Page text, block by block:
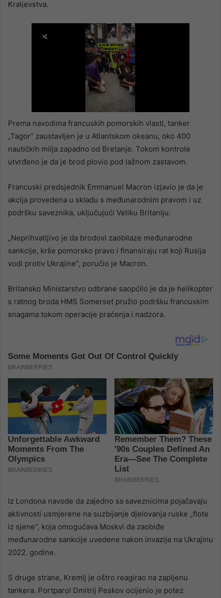
Kraljevstva.
Prema navodima francuskih pomorskih vlasti, tanker
„Tagor“ zaustavljen je u Atlantskom okeanu, oko 400
nautičkih milja zapadno od Bretanje. Tokom kontrole
utvrđeno je da je brod plovio pod lažnom zastavom.
Francuski predsjednik Emmanuel Macron izjavio je da je
akcija provedena u skladu s međunarodnim pravom i uz
podršku saveznika, uključujući Veliku Britaniju.
„Neprihvatljivo je da brodovi zaobilaze međunarodne
sankcije, krše pomorsko pravo i finansiraju rat koji Rusija
vodi protiv Ukrajine“, poručio je Macron.
Britansko Ministarstvo odbrane saopćilo je da je helikopter
s ratnog broda HMS Somerset pružio podršku francuskim
snagama tokom operacije praćenja i nadzora.
Iz Londona navode da zajedno sa saveznicima pojačavaju
aktivnosti usmjerene na suzbijanje djelovanja ruske „flote
iz sjene“, koja omogućava Moskvi da zaobiđe
međunarodne sankcije uvedene nakon invazije na Ukrajinu
2022. godine.
S druge strane, Kremlj je oštro reagirao na zapljenu
tankera. Portparol Dmitrij Peskov ocijenio je potez